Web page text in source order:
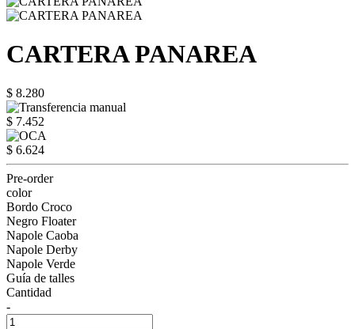
CARTERA PANAREA
$ 8.280
$ 7.452
$ 6.624
Pre-order
color
Bordo Croco
Negro Floater
Napole Caoba
Napole Derby
Napole Verde
Guía de talles
Cantidad
-